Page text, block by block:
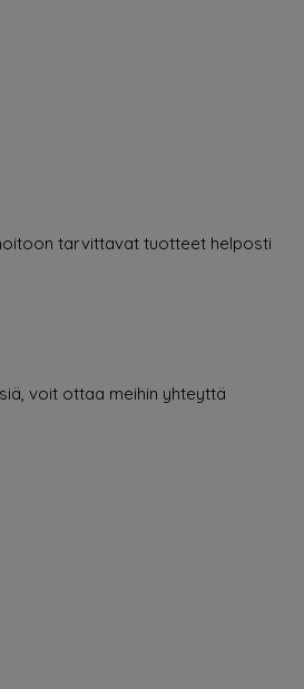
tarvittavat tuotteet helposti
voit ottaa meihin yhteyttä